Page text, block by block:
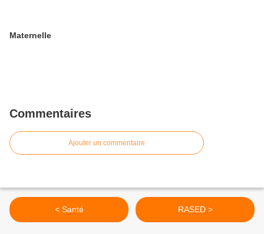
Maternelle
Commentaires
Ajouter un commentaire
< Santé RASED >